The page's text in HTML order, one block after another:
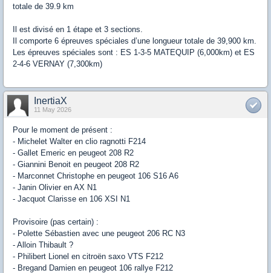
totale de 39.9 km
Il est divisé en 1 étape et 3 sections.
Il comporte 6 épreuves spéciales d’une longueur totale de 39,900 km.
Les épreuves spéciales sont : ES 1-3-5 MATEQUIP (6,000km) et ES
2-4-6 VERNAY (7,300km)
InertiaX
11 May 2026
Pour le moment de présent :
- Michelet Walter en clio ragnotti F214
- Gallet Emeric en peugeot 208 R2
- Giannini Benoit en peugeot 208 R2
- Marconnet Christophe en peugeot 106 S16 A6
- Janin Olivier en AX N1
- Jacquot Clarisse en 106 XSI N1
Provisoire (pas certain) :
- Polette Sébastien avec une peugeot 206 RC N3
- Alloin Thibault ?
- Philibert Lionel en citroën saxo VTS F212
- Bregand Damien en peugeot 106 rallye F212